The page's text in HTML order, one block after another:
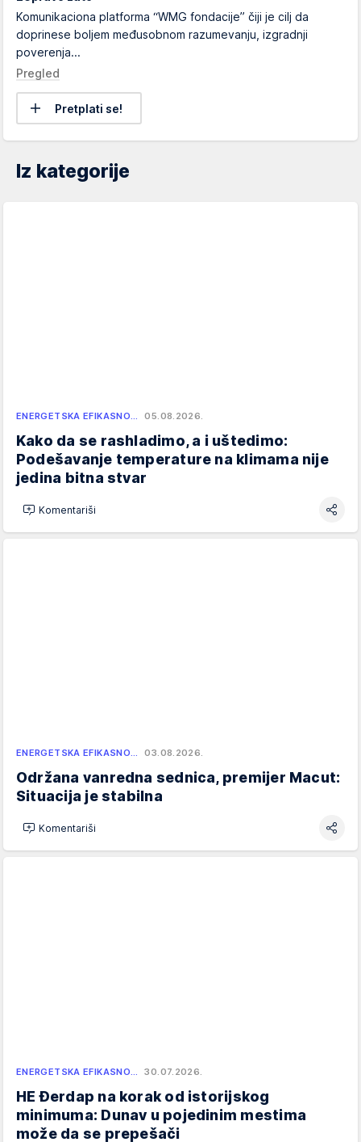
Komunikaciona platforma “WMG fondacije” čiji je cilj da
doprinese boljem međusobnom razumevanju, izgradnji
poverenja...
Pregled
Pretplati se!
Iz kategorije
ENERGETSKA EFIKASNO… 05.08.2026.
Kako da se rashladimo, a i uštedimo:
Podešavanje temperature na klimama nije
jedina bitna stvar
Komentariši
ENERGETSKA EFIKASNO… 03.08.2026.
Održana vanredna sednica, premijer Macut:
Situacija je stabilna
Komentariši
ENERGETSKA EFIKASNO… 30.07.2026.
HE Đerdap na korak od istorijskog
minimuma: Dunav u pojedinim mestima
može da se prepešači